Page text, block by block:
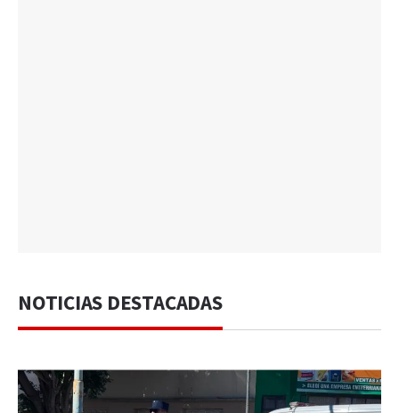
NOTICIAS DESTACADAS